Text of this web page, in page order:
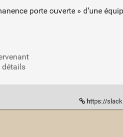
porte ouverte » d'une
détails
https://